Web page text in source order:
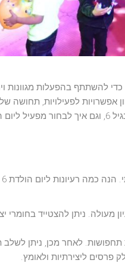
כדי להשתתף בהפעלות
אפשרויות לפעילויות, תחושה
מעולה. ניתן להצטייד בחומרי
לאחר מכן, ניתן לשלב
ליצירתיות ולאומץ.